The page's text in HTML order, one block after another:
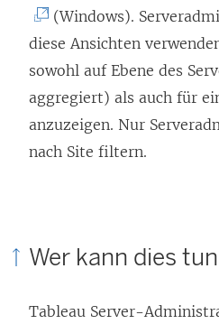
L
i
n
k
w
n
e
(Windows).
diese Ansichten
sowohl auf Ebene des
aggregiert) als auch für
anzuzeigen. Nur
nach Site filtern.
Wer kann dies
Tableau Server-